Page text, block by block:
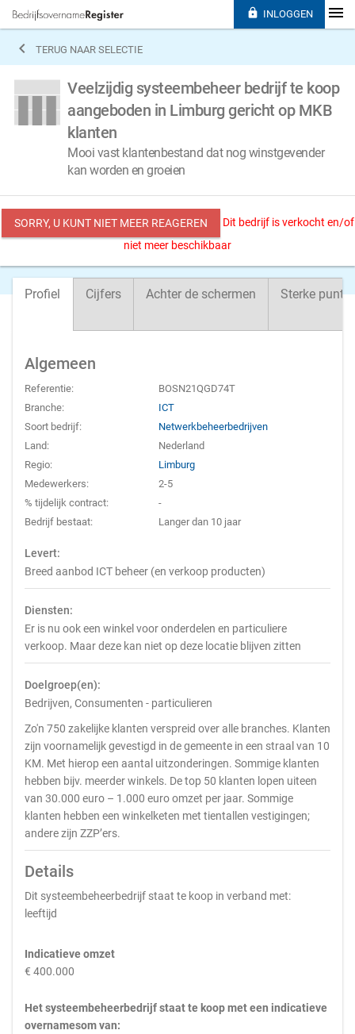
 TERUG NAAR SELECTIE
Veelzijdig systeembeheer bedrijf te koop
aangeboden in Limburg gericht op MKB
klanten
Mooi vast klantenbestand dat nog winstgevender
kan worden en groeien
SORRY, U KUNT NIET MEER REAGEREN
Dit bedrijf is verkocht en/of
niet meer beschikbaar
Profiel Cijfers Achter de schermen Sterke
Algemeen
Referentie:
BOSN21QGD74T
Branche:
ICT
Soort bedrijf:
Netwerkbeheerbedrijven
Land:
Nederland
Regio:
Limburg
Medewerkers:
2-5
% tijdelijk contract:
-
Bedrijf bestaat:
Langer dan 10 jaar
Levert:
Breed aanbod ICT beheer (en verkoop producten)
Diensten:
Er is nu ook een winkel voor onderdelen en particuliere
verkoop. Maar deze kan niet op deze locatie blijven zitten
Doelgroep(en):
Bedrijven, Consumenten - particulieren
Zo'n 750 zakelijke klanten verspreid over alle branches. Klanten
zijn voornamelijk gevestigd in de gemeente in een straal van 10
KM. Met hierop een aantal uitzonderingen. Sommige klanten
hebben bijv. meerder winkels. De top 50 klanten lopen uiteen
van 30.000 euro – 1.000 euro omzet per jaar. Sommige
klanten hebben een winkelketen met tientallen vestigingen;
andere zijn ZZP’ers.
Details
Dit systeembeheerbedrijf staat te koop in verband met:
leeftijd
Indicatieve omzet
€ 400.000
Het systeembeheerbedrijf staat te koop met een indicatieve
overnamesom van:
 INLOGGEN